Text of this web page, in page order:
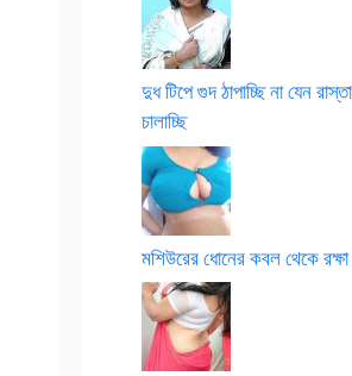
দুধ টিপে গুদ ঠাপাচ্ছি না যেন
চালাচ্ছি
মশিউরের ধোনের কবল থেকে রক্ষা